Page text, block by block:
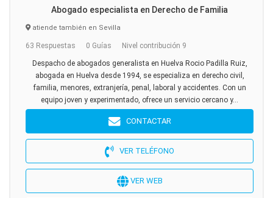
Abogado especialista en Derecho de Familia
atiende también en Sevilla
63 Respuestas 0 Guías Nivel contribución 9
Despacho de abogados generalista en Huelva Rocio Padilla Ruiz,
abogada en Huelva desde 1994, se especializa en derecho civil,
familia, menores, extranjería, penal, laboral y accidentes. Con un
equipo joven y experimentado, ofrece un servicio cercano y...
CONTACTAR
VER TELÉFONO
VER WEB